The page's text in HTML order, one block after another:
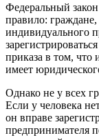
Федеральный
правило:
индивидуального
приказа в том, что
имеет
Однако не у всех
Если у человека
он вправе
предпринимателя